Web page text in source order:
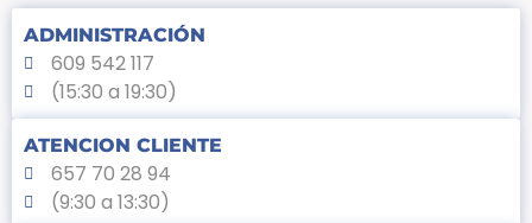
ADMINISTRACIÓN
609 542 117
(15:30 a 19:30)
ATENCION CLIENTE
657 70 28 94
(9:30 a 13:30)